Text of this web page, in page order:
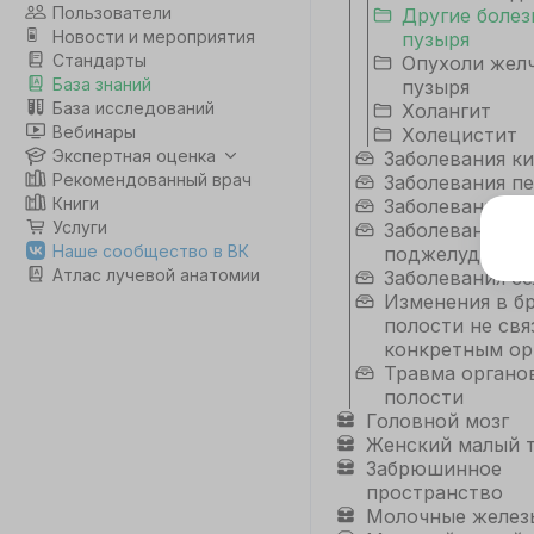
Пользователи
Новости и мероприятия
Стандарты
База знаний
База исследований
Вебинары
Экспертная оценка
Рекомендованный врач
Книги
Услуги
Наше сообщество в ВК
Атлас лучевой анатомии
Другие
пузыря
Опухоли
пузыря
Холангит
Холецистит
Заболевания
Заболевания
Заболевания
Заболевания
Заболевания
Изменения в
полости не
конкретным
Травма
полости
Головной мозг
Женский малый
Забрюшинное
пространство
Молочные